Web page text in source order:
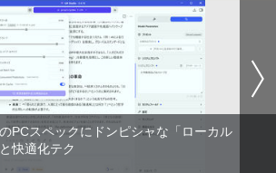
PCスペックにドンピシャな「ローカル
快適化テク